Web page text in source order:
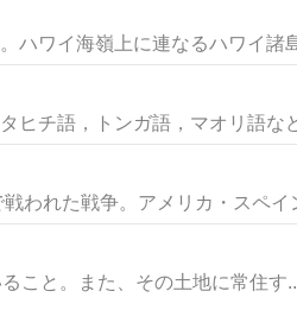
ハワイ海嶺上に連なるハワイ諸
ヒチ語，トンガ語，マオリ語な
われた戦争。アメリカ・スペイ
こと。また、その土地に常住す